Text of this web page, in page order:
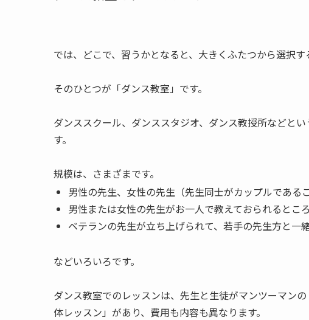
では、どこで、習うかとなると、大きくふたつから選択す
そのひとつが「ダンス教室」です。
ダンススクール、ダンススタジオ、ダンス教授所などと
す。
規模は、さまざまです。
男性の先生、女性の先生（先生同士がカップルである
男性または女性の先生がお一人で教えておられるところ
ベテランの先生が立ち上げられて、若手の先生方と一
などいろいろです。
ダンス教室でのレッスンは、先生と生徒がマンツーマン
体レッスン」があり、費用も内容も異なります。